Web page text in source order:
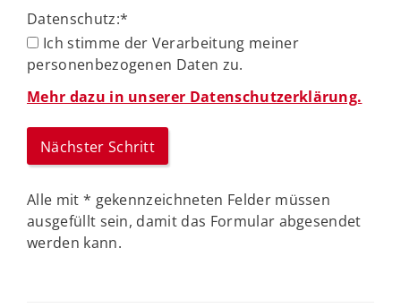
Datenschutz:*
Ich stimme der Verarbeitung meiner
personenbezogenen Daten zu.
Mehr dazu in unserer Datenschutzerklärung.
Alle mit * gekennzeichneten Felder müssen
ausgefüllt sein, damit das Formular abgesendet
werden kann.